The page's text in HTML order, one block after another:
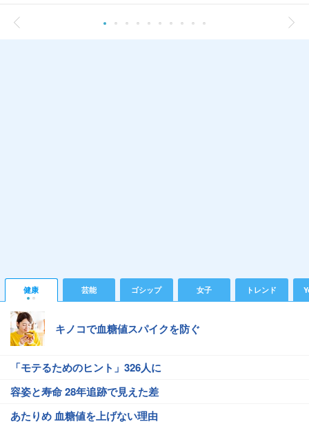
健康 芸能 ゴシップ 女子 トレンド
キノコで血糖値スパイクを防ぐ
「モテるためのヒント」326人に
容姿と寿命 28年追跡で見えた差
あたりめ 血糖値を上げない理由